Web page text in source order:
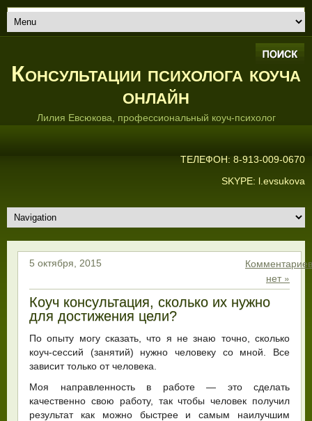
Консультации психолога коуча
онлайн
Лилия Евсюкова, профессиональный коуч-психолог
ТЕЛЕФОН: 8-913-009-0670
SKYPE: l.evsukova
5 октября, 2015
Комментариев
нет »
Коуч консультация, сколько их нужно
для достижения цели?
По опыту могу сказать, что я не знаю точно, сколько
коуч-сессий (занятий) нужно человеку со мной. Все
зависит только от человека.
Моя направленность в работе — это сделать
качественно свою работу, так чтобы человек получил
результат как можно быстрее и самым наилучшим